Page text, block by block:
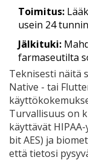
Toimitus:
usein 24
Jälkituki:
farmaseutilta
Teknisesti näitä
Native - tai
Turvallisuus on
käyttävät
bit AES) ja
että tietosi